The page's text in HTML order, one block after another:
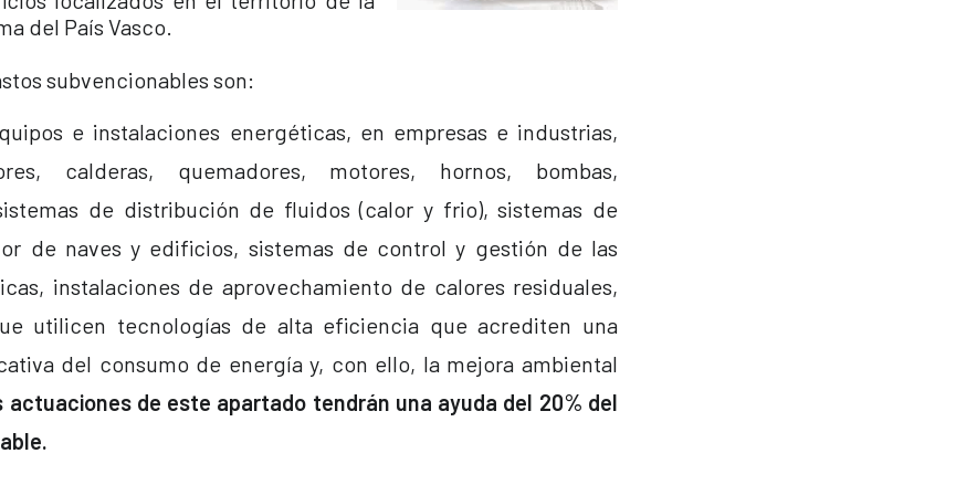
del País Vasco.
subvencionables son:
e instalaciones energéticas, en empresas e industrias,
calderas, quemadores, motores, hornos, bombas,
de distribución de fluidos (calor y frio), sistemas de
de naves y edificios, sistemas de control y gestión de las
instalaciones de aprovechamiento de calores residuales,
utilicen tecnologías de alta eficiencia que acrediten una
del consumo de energía y, con ello, la mejora ambiental
actuaciones de este apartado tendrán una ayuda del 20% del